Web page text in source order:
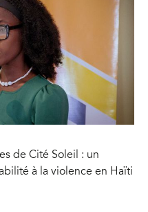
de Cité Soleil : un
à la violence en Haïti